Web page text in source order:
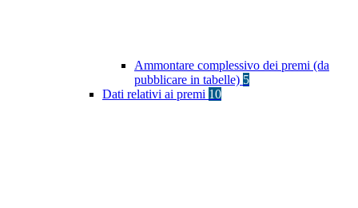
Ammontare complessivo dei premi (da
pubblicare in tabelle) 5
Dati relativi ai premi 10